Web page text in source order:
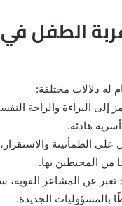
الطفل
له دلالات مختلفة:
إلى البراءة والراحة
هادئة.
على الطمأنينة
من المحيطين بها.
تعبر عن المشاعر القوية،
بالمسؤوليات الجديدة.